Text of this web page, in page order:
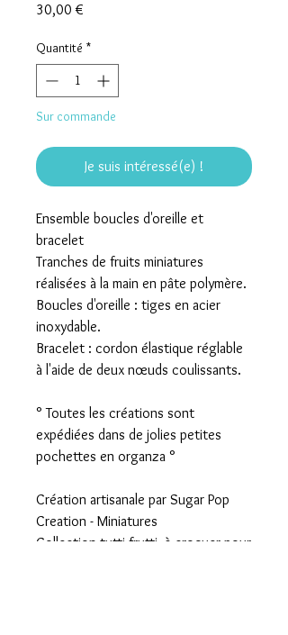
30,00 €
Quantité *
Sur commande
Je suis intéressé(e) !
Ensemble boucles d'oreille et
bracelet
Tranches de fruits miniatures
réalisées à la main en pâte polymère.
Boucles d'oreille : tiges en acier
inoxydable.
Bracelet : cordon élastique réglable
à l'aide de deux nœuds coulissants.
° Toutes les créations sont
expédiées dans de jolies petites
pochettes en organza °
Création artisanale par Sugar Pop
Creation - Miniatures
Collection tutti frutti, à croquer pour